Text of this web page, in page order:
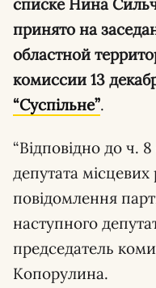
списке Нина
принято на
областной
комиссии 13
“Суспільне”.
“Відповідно до ч.
депутата
повідомлення
наступного
председатель
Копорулина.